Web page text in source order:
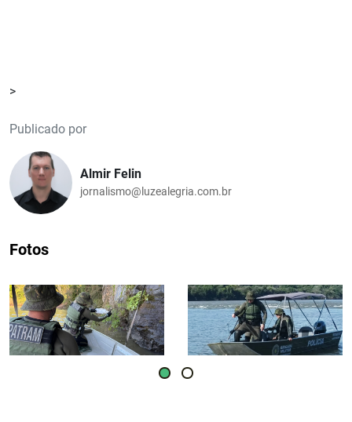
>
Publicado por
Almir Felin
jornalismo@luzealegria.com.br
Fotos